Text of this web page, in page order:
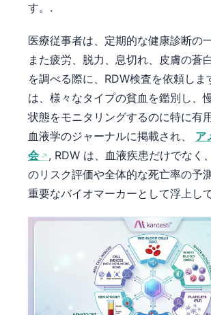
す。.
医療従事者は、定期的な健康診断の
また疲労、脱力、息切れ、皮膚の蒼
を調べる際に、RDW検査を依頼しま
は、様々なタイプの貧血を鑑別し、
状態をモニタリングするのに特に有
血液学のジャーナルに掲載され、 ア
会
, RDW は、血液疾患だけでなく
のリスク評価や全体的な死亡率の予
重要なバイオマーカーとして浮上し